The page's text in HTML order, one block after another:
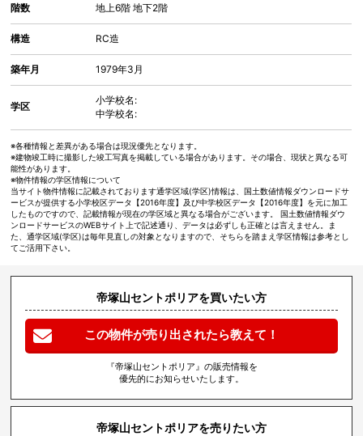
階数 地上6階 地下2階
構造 RC造
築年月 1979年3月
学区
小学校名:
中学校名:
※各種情報と差異がある場合は現況優先となります。
※建物竣工時に撮影した竣工写真を掲載している場合があります。その場合、現状と異なる可
能性があります。
※物件情報の学区情報について
当サイト物件情報に記載されております通学区域(学区)情報は、国土数値情報ダウンロードサ
ービスが提供する小学校区データ【2016年度】及び中学校区データ【2016年度】を元に加工
したものですので、記載情報が現在の学区域と異なる場合がございます。 国土数値情報ダウ
ンロードサービスのWEBサイト上で記述通り、データは必ずしも正確とは言えません。ま
た、通学区域(学区)は毎年見直しの対象となりますので、そちらを踏まえ学区情報は参考とし
てご活用下さい。
帝塚山セントポリアを買いたい方
この物件が売り出されたら教えて！
『帝塚山セントポリア』の販売情報を
優先的にお知らせいたします。
帝塚山セントポリアを売りたい方